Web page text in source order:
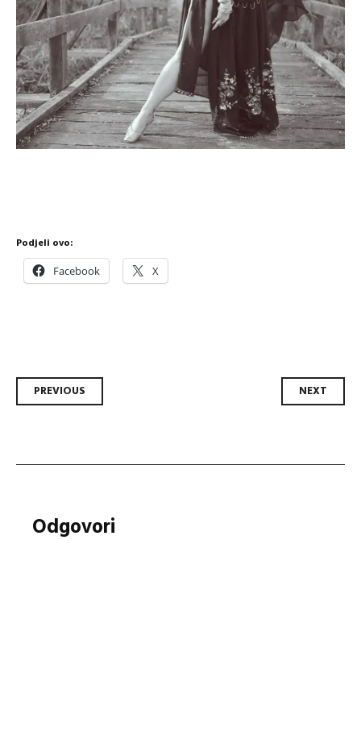
Podjeli ovo:
Facebook X
Post
PREVIOUS NEXT
Odgovori